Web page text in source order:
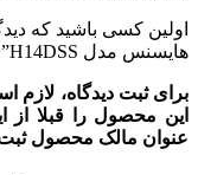
اولین کسی باشید که
هایسنس مدل H14DSS”
برای ثبت دیدگاه، لازم
این محصول را قبلا از
عنوان مالک محصول